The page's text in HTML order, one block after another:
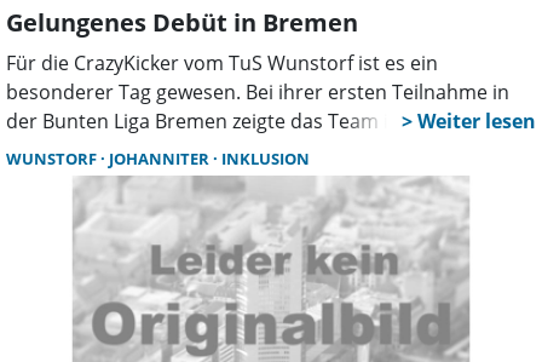
Gelungenes Debüt in Bremen
Für die CrazyKicker vom TuS Wunstorf ist es ein
besonderer Tag gewesen. Bei ihrer ersten Teilnahme in
der Bunten Liga Bremen zeigte das Team im
Inklusionsfußball auf Anhieb, dass es sportlich und als
Gemeinschaft stark aufgestellt ist.
WUNSTORF JOHANNITER INKLUSION